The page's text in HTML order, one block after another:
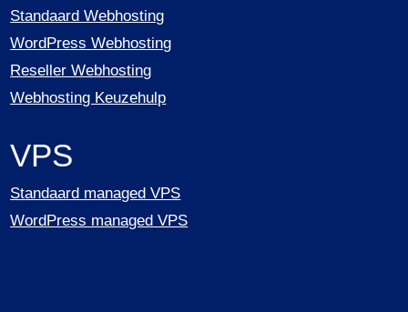
Standaard Webhosting
WordPress Webhosting
Reseller Webhosting
Webhosting Keuzehulp
VPS
Standaard managed VPS
WordPress managed VPS